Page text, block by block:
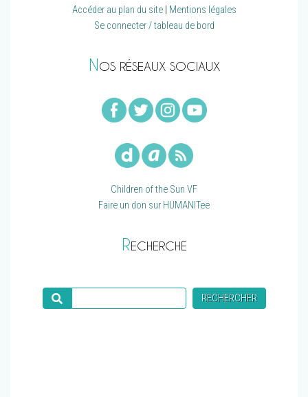
Accéder au plan du site| Mentions légales
Se connecter / tableau de bord
N OS RÉSEAUX SOCIAUX
Children of the Sun VF
Faire un don sur HUMANITee
RECHERCHE
RECHERCHER